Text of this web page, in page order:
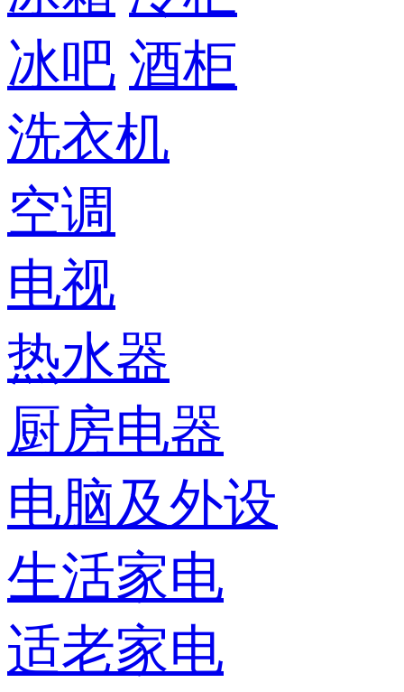
冰吧 酒柜
洗衣机
空调
电视
热水器
厨房电器
电脑及外设
生活家电
适老家电